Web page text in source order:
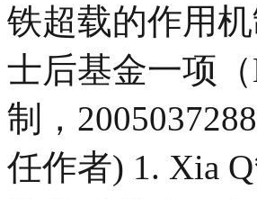
铁超载的作用
士后基金一项
制，
任作者) 1. Xia